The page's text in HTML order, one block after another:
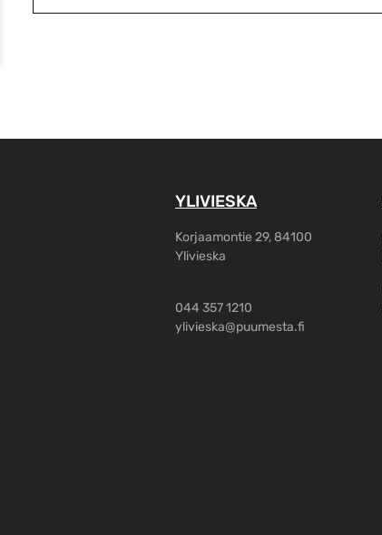
YLIVIESKA
Korjaamontie 29, 84100
Ylivieska
044 357 1210
ylivieska@puumesta.fi